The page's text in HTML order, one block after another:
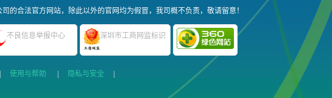
的合法官方网站，除此以外的官网均为假冒，我司概不负责，敬请留意！
不良信息举报中心 深圳市工商网监标识
使用与帮助 隐私与安全